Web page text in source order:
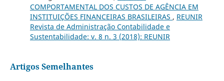
COMPORTAMENTAL DOS CUSTOS DE AGÊNCIA EM
INSTITUIÇÕES FINANCEIRAS BRASILEIRAS , REUNIR
Revista de Administração Contabilidade e
Sustentabilidade: v. 8 n. 3 (2018): REUNIR
Artigos Semelhantes